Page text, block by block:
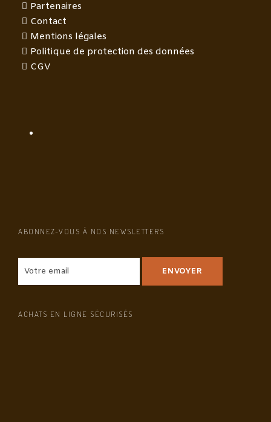
Partenaires
Contact
Mentions légales
Politique de protection des données
CGV
ABONNEZ-VOUS À NOS NEWSLETTERS
ACHATS EN LIGNE SÉCURISÉS